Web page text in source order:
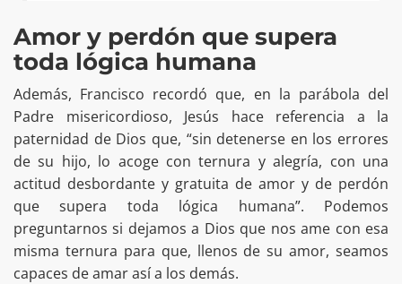
Amor y perdón que supera
toda lógica humana
Además, Francisco recordó que, en la parábola del
Padre misericordioso, Jesús hace referencia a la
paternidad de Dios que, “sin detenerse en los errores
de su hijo, lo acoge con ternura y alegría, con una
actitud desbordante y gratuita de amor y de perdón
que supera toda lógica humana”. Podemos
preguntarnos si dejamos a Dios que nos ame con esa
misma ternura para que, llenos de su amor, seamos
capaces de amar así a los demás.